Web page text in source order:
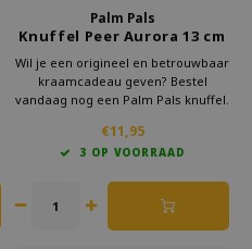
Palm Pals
Knuffel Peer Aurora 13 cm
Wil je een origineel en betrouwbaar
kraamcadeau geven? Bestel
vandaag nog een Palm Pals knuffel.
geeft dat zowel praktisch als super
leuk is. Wacht niet langer en verras
kraamcadeau!
€11,95
3 OP VOORRAAD